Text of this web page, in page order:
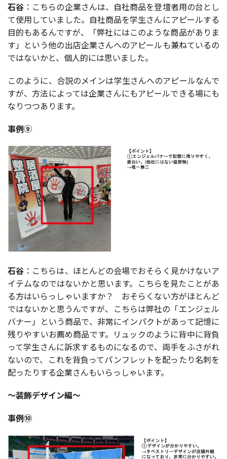
石谷 ：こちらの企業さんは、自社商品を登壇者用の台とし
て使用していました。自社商品を学生さんにアピールする
目的もあるんですが、「弊社にはこのような商品がありま
す」という他の出店企業さんへのアピールも兼ねているの
ではないかと、個人的には思いました。
このように、合説のメインは学生さんへのアピールなんで
すが、方法によっては企業さんにもアピールできる場にも
なりつつあります。
事例⑨
石谷 ：こちらは、ほとんどの会場でおそらく見かけないア
イテムなのではないかと思います。こちらを見たことがあ
る方はいらっしゃいますか？ おそらくない方がほとんど
ではないかと思うんですが、こちらは弊社の「エンジェル
バナー」という商品で、非常にインパクトがあって記憶に
残りやすいお薦め商品です。リュックのように背中に背負
って学生さんに訴求するものになるので、両手をふさがれ
ないので、これを背負ってパンフレットを配ったり名刺を
配ったりする企業さんもいらっしゃいます。
～装飾デザイン編～
事例⑩